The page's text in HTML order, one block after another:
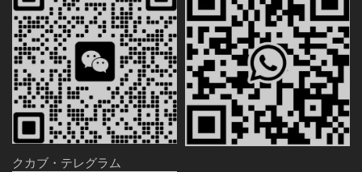
クカブ・テレグラム